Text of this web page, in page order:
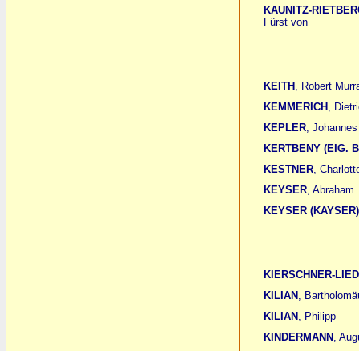
KAUNITZ-
Fürst von
KEITH , Robert
KEMMERICH ,
KEPLER, Johannes
KERTBENY (EIG.
KESTNER,
KEYSER, Abraham
KEYSER (KAYSER)
KIERSCHNER-
KILIAN ,
KILIAN , Philipp
KINDERMANN ,